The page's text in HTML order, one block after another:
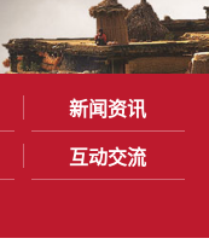
新闻资讯
互动交流